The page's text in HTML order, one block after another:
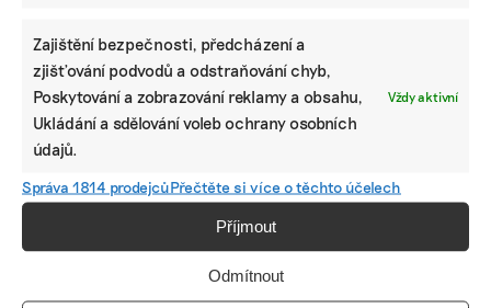
Zajištění bezpečnosti, předcházení a
zjišťování podvodů a odstraňování chyb,
Poskytování a zobrazování reklamy a obsahu,
Ukládání a sdělování voleb ochrany osobních
údajů.
Vždy aktivní
Správa 1814 prodejcůPřečtěte si více o těchto účelech
Příjmout
Odmítnout
PRÁCE, KTERÁ ZLEPŠÍ SVĚT
mutualus
udržitelnosti
právnička/právník